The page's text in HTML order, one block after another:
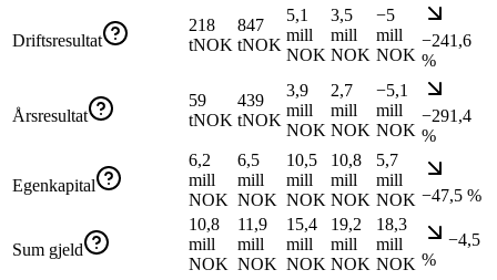
Driftsresultat
218
tNOK
847
tNOK
5,1
mill
NOK
3,5
mill
NOK
−5
mill
NOK
−241,6
%
Årsresultat
59
tNOK
439
tNOK
3,9
mill
NOK
2,7
mill
NOK
−5,1
mill
NOK
−291,4
%
Egenkapital
6,2
mill
NOK
6,5
mill
NOK
10,5
mill
NOK
10,8
mill
NOK
5,7
mill
NOK −47,5 %
Sum gjeld
10,8
mill
NOK
11,9
mill
NOK
15,4
mill
NOK
19,2
mill
NOK
18,3
mill
NOK
−4,5
%